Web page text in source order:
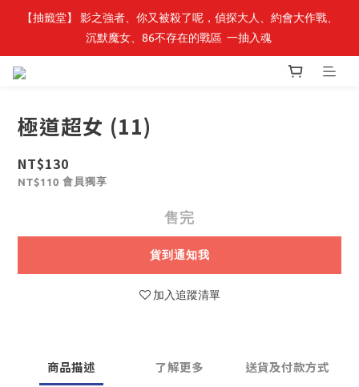
最新開賣🔥「全知讀者視角」 周邊商品
【抽籤堂】 影之強者、你又被殺了呢，偵探大人、約會大作戰、
沉默魔女、86不存在的戰區  一抽入魂
極道超女 (11)
NT$130
NT$110 會員獨享
售完
貨到通知我
加入追蹤清單
商品描述 了解更多 送貨及付款方式